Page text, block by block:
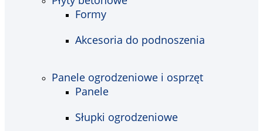
Formy
Akcesoria do podnoszenia
Panele ogrodzeniowe i osprzęt
Panele
Słupki ogrodzeniowe